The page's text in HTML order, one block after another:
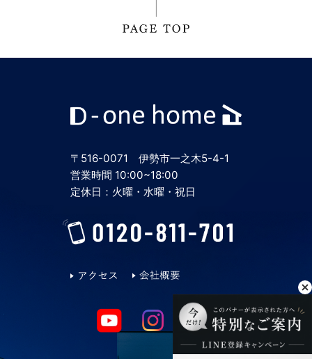
〒516-0071 伊勢市一之木5-4-1
営業時間 10:00~18:00
定休日：火曜・水曜・祝日